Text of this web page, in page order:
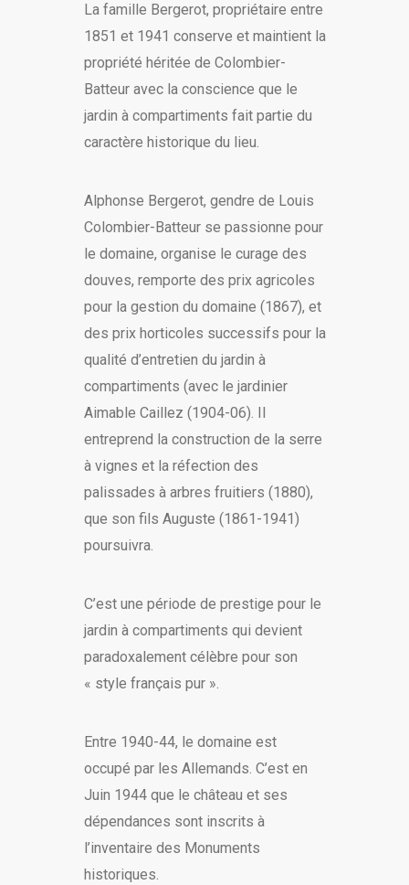
La famille Bergerot, propriétaire entre
1851 et 1941 conserve et maintient la
propriété héritée de Colombier-
Batteur avec la conscience que le
jardin à compartiments fait partie du
caractère historique du lieu.
Alphonse Bergerot, gendre de Louis
Colombier-Batteur se passionne pour
le domaine, organise le curage des
douves, remporte des prix agricoles
pour la gestion du domaine (1867), et
des prix horticoles successifs pour la
qualité d’entretien du jardin à
compartiments (avec le jardinier
Aimable Caillez (1904-06). Il
entreprend la construction de la serre
à vignes et la réfection des
palissades à arbres fruitiers (1880),
que son fils Auguste (1861-1941)
poursuivra.
C’est une période de prestige pour le
jardin à compartiments qui devient
paradoxalement célèbre pour son
« style français pur ».
Entre 1940-44, le domaine est
occupé par les Allemands. C’est en
Juin 1944 que le château et ses
dépendances sont inscrits à
l’inventaire des Monuments
historiques.